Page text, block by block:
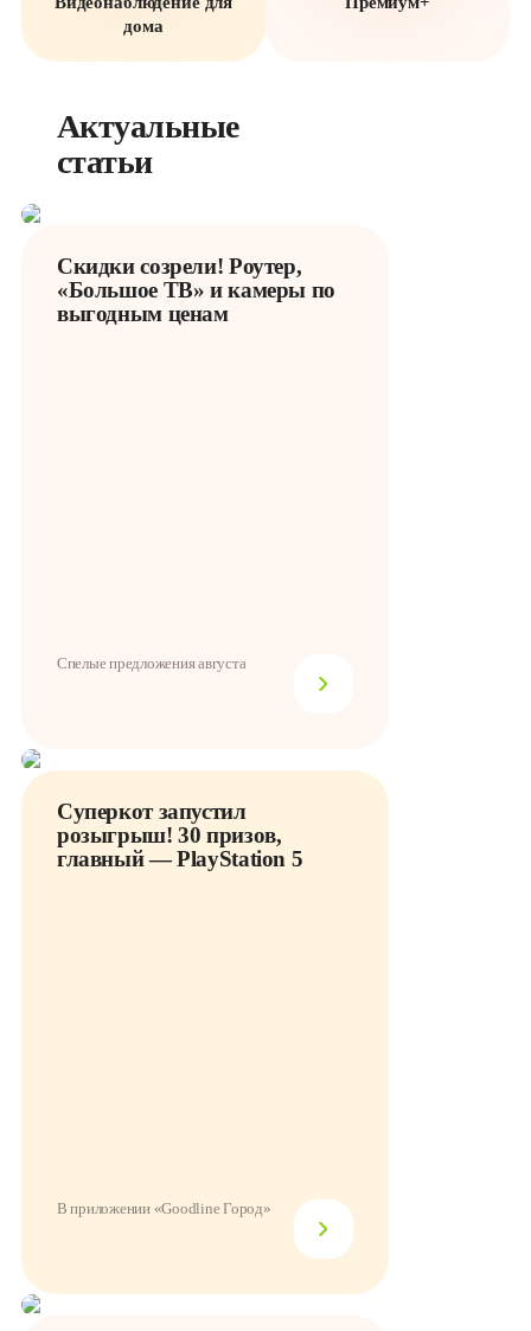
дома
Актуальные
статьи
Скидки созрели! Роутер,
«Большое ТВ» и камеры по
выгодным ценам
Спелые предложения августа
Суперкот запустил
розыгрыш! 30 призов,
главный — PlayStation 5
В приложении «Goodline Город»